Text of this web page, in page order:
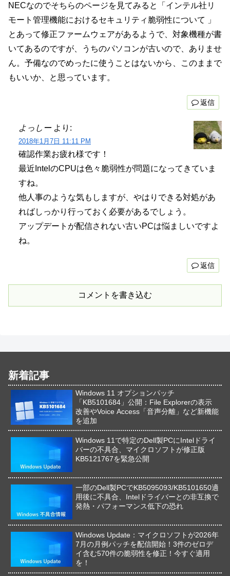
NECなのでそちらのページを見てみると「インテル社リ
モート管理機能におけるセキュリティ脆弱性について 」
とあって修正ファームウェアがあるようで、対象機種が書
いてあるのですが、うちのパソコンが古いので、ありませ
ん。予備なのでめったに使うことはないから、このままで
もいいか、と思っています。
返信
よっしー より:
2018年1月7日 11:11 PM
確認作業お疲れ様です！
最近IntelのCPUは色々脆弱性が問題になってきていま
すね。
他人事のような気もしますが、やはりできる対処があ
ればしっかり行っておく必要があるでしょう。
アップデートが配信されない古いPCは悩ましいですよ
ね。
返信
コメントを書き込む
新着記事
Windows 11 オプションパッチ
「KB5101684」公開：File Explorerの表示
改善やVoice Access「音声分離」など新機能
を追加
Windows 11で特定のDell製PCにIntelドライ
バーの不具合、マイクロソフトが修正版
KB5121767を緊急公開
一部のDell製PCでKB5095093/KB5101650適
用後に不具合、Intelドライバーとの非互換で
発熱・パフォーマンス低下の恐れ
Windows Update：マイクロソフトが2026年
7月の月例パッチを配信開始！3件のゼロデ
イ含む570件の脆弱性を修正！今すぐ適用
を！